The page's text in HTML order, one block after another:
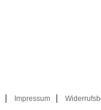
Impressum